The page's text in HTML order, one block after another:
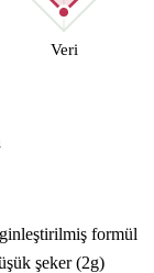
Veri
formül
şeker (2g)